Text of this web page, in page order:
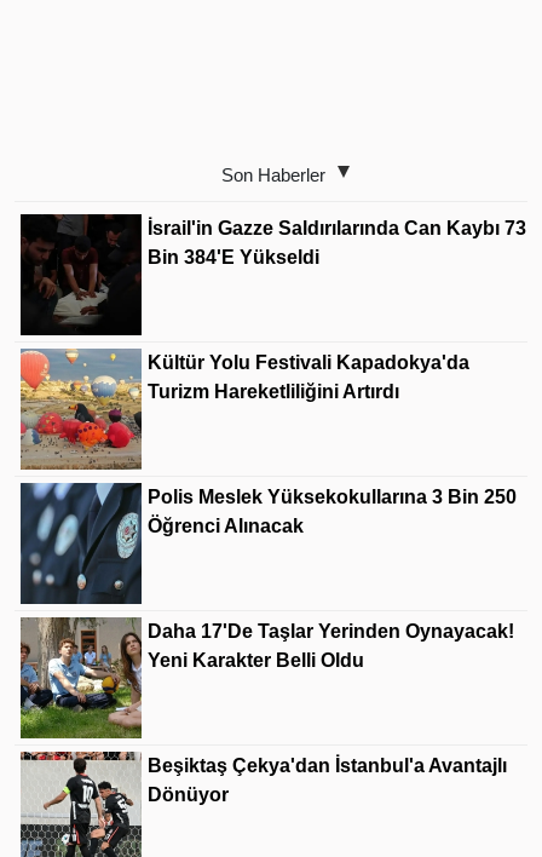
Son Haberler
İsrail'in Gazze Saldırılarında Can Kaybı 73
Bin 384'e Yükseldi
Kültür Yolu Festivali Kapadokya'da
Turizm Hareketliliğini Artırdı
Polis Meslek Yüksekokullarına 3 Bin 250
Öğrenci Alınacak
Daha 17'de Taşlar Yerinden Oynayacak!
Yeni Karakter Belli Oldu
Beşiktaş Çekya'dan İstanbul'a Avantajlı
Dönüyor